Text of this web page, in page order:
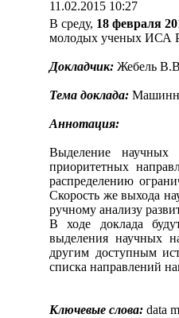
11.02.2015 10:27
В среду, 18 февраля
молодых ученых ИСА
Докладчик: Жебель
Тема доклада:
Аннотация:
Выделение научных
приоритетных
распределению
Скорость же выхода
ручному анализу
В ходе доклада
выделения научных
другим доступным
списка направлений
Ключевые слова: data